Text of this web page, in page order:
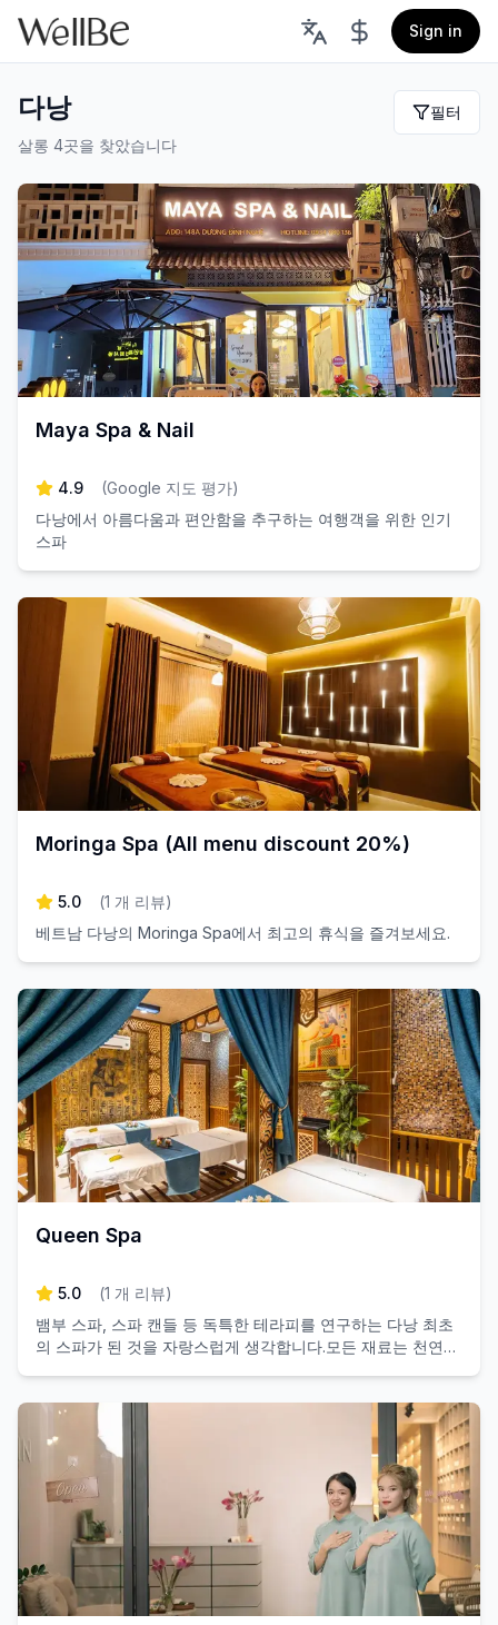
Sign in
다낭
살롱 4곳을 찾았습니다
필터
Maya Spa & Nail
4.9 (Google 지도 평가)
다낭에서 아름다움과 편안함을 추구하는 여행객을 위한 인기
스파
Moringa Spa (All menu discount 20%)
5.0 (1 개 리뷰)
베트남 다낭의 Moringa Spa에서 최고의 휴식을 즐겨보세요.
Queen Spa
5.0 (1 개 리뷰)
뱀부 스파, 스파 캔들 등 독특한 테라피를 연구하는 다낭 최초
의 스파가 된 것을 자랑스럽게 생각합니다.모든 재료는 천연
열정적인 사람들입니다... 여러분에게 훌륭한 경험을 선사하고
자 합니다.